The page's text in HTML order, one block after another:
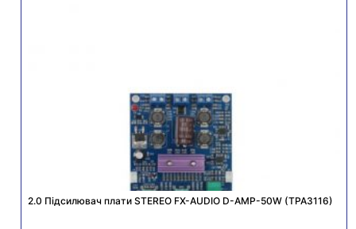
2.0 Підсилювач плати STEREO FX-AUDIO D-AMP-50W (TPA3116)